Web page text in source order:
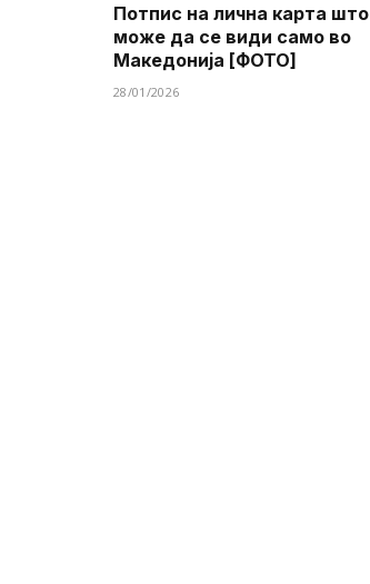
Потпис на лична карта што
може да се види само во
Македонија [ФОТО]
28/01/2026